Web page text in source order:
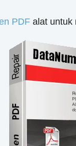
PDFalat untuk